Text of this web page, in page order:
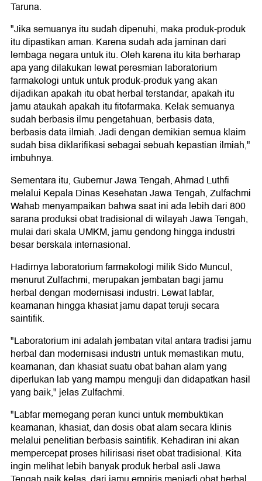
Taruna.
"Jika semuanya itu sudah dipenuhi, maka produk-produk
itu dipastikan aman. Karena sudah ada jaminan dari
lembaga negara untuk itu. Oleh karena itu kita berharap
apa yang dilakukan lewat peresmian laboratorium
farmakologi untuk untuk produk-produk yang akan
dijadikan apakah itu obat herbal terstandar, apakah itu
jamu ataukah apakah itu fitofarmaka. Kelak semuanya
sudah berbasis ilmu pengetahuan, berbasis data,
berbasis data ilmiah. Jadi dengan demikian semua klaim
sudah bisa diklarifikasi sebagai sebuah kepastian ilmiah,"
imbuhnya.
Sementara itu, Gubernur Jawa Tengah, Ahmad Luthfi
melalui Kepala Dinas Kesehatan Jawa Tengah, Zulfachmi
Wahab menyampaikan bahwa saat ini ada lebih dari 800
sarana produksi obat tradisional di wilayah Jawa Tengah,
mulai dari skala UMKM, jamu gendong hingga industri
besar berskala internasional.
Hadirnya laboratorium farmakologi milik Sido Muncul,
menurut Zulfachmi, merupakan jembatan bagi jamu
herbal dengan modernisasi industri. Lewat labfar,
keamanan hingga khasiat jamu dapat teruji secara
saintifik.
"Laboratorium ini adalah jembatan vital antara tradisi jamu
herbal dan modernisasi industri untuk memastikan mutu,
keamanan, dan khasiat suatu obat bahan alam yang
diperlukan lab yang mampu menguji dan didapatkan hasil
yang baik," jelas Zulfachmi.
"Labfar memegang peran kunci untuk membuktikan
keamanan, khasiat, dan dosis obat alam secara klinis
melalui penelitian berbasis saintifik. Kehadiran ini akan
mempercepat proses hilirisasi riset obat tradisional. Kita
ingin melihat lebih banyak produk herbal asli Jawa